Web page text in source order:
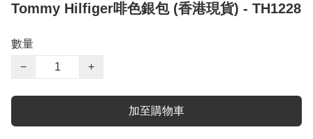
Tommy Hilfiger啡色銀包 (香港現貨) - TH1228
數量
−
+
加至購物車